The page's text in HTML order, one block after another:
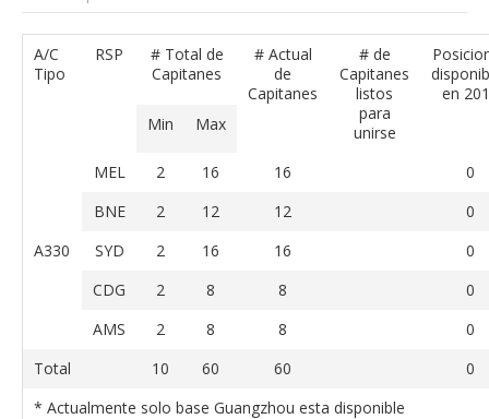
A/C
Tipo
RSP
# Total de
Capitanes
# Actual
de
Capitanes
# de
Capitanes
listos
para
unirse
en
Min
Max
A330
MEL 2 16 16
0
BNE
2 12 12
0
SYD
2 16 16
0
CDG
2 8 8
0
AMS
2 8 8
0
Total
10 60 60
0
* Actualmente solo base Guangzhou esta disponible